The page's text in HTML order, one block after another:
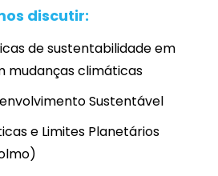
discutir:
de sustentabilidade em
mudanças climáticas
Sustentável
e Limites Planetários